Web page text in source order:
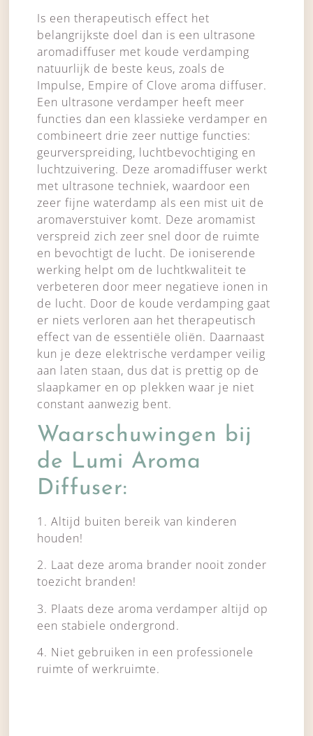
Is een therapeutisch effect het
belangrijkste doel dan is een ultrasone
aromadiffuser met koude verdamping
natuurlijk de beste keus, zoals de
Impulse, Empire of Clove aroma diffuser.
Een ultrasone verdamper heeft meer
functies dan een klassieke verdamper en
combineert drie zeer nuttige functies:
geurverspreiding, luchtbevochtiging en
luchtzuivering. Deze aromadiffuser werkt
met ultrasone techniek, waardoor een
zeer fijne waterdamp als een mist uit de
aromaverstuiver komt. Deze aromamist
verspreid zich zeer snel door de ruimte
en bevochtigt de lucht. De ioniserende
werking helpt om de luchtkwaliteit te
verbeteren door meer negatieve ionen in
de lucht. Door de koude verdamping gaat
er niets verloren aan het therapeutisch
effect van de essentiële oliën. Daarnaast
kun je deze elektrische verdamper veilig
aan laten staan, dus dat is prettig op de
slaapkamer en op plekken waar je niet
constant aanwezig bent.
Waarschuwingen bij
de Lumi Aroma
Diffuser:
1. Altijd buiten bereik van kinderen
houden!
2. Laat deze aroma brander nooit zonder
toezicht branden!
3. Plaats deze aroma verdamper altijd op
een stabiele ondergrond.
4. Niet gebruiken in een professionele
ruimte of werkruimte.